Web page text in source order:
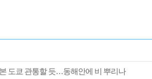
도쿄 관통할 듯…동해안에 비 뿌리나